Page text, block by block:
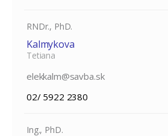
RNDr., PhD.
Kalmykova
Tetiana
elekkalm@savba.sk
02/ 5922 2380
Ing., PhD.